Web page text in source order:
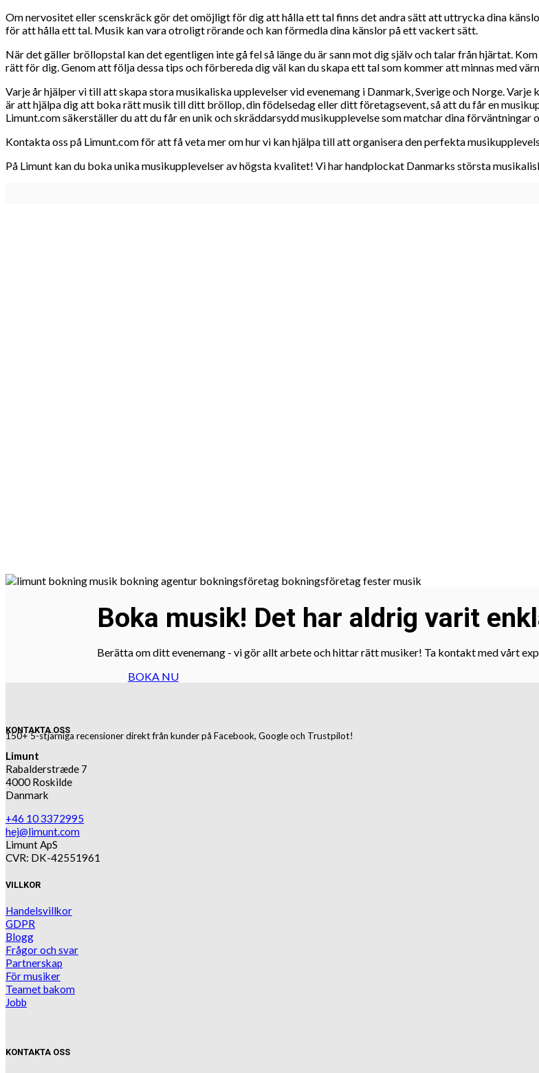
Om nervositet eller scenskräck gör det omöjligt för dig att hålla ett tal finns det andra sätt att uttrycka dina
för att hålla ett tal. Musik kan vara otroligt rörande och kan förmedla dina känslor på ett vackert sätt.
När det gäller bröllopstal kan det egentligen inte gå fel så länge du är sann mot dig själv och talar från hjärtat.
rätt för dig. Genom att följa dessa tips och förbereda dig väl kan du skapa ett tal som kommer att minnas med
Varje år hjälper vi till att skapa stora musikaliska upplevelser vid evenemang i Danmark, Sverige och Norge. Varje
är att hjälpa dig att boka rätt musik till ditt bröllop, din födelsedag eller ditt företagsevent, så att du får en
Limunt.com säkerställer du att du får en unik och skräddarsydd musikupplevelse som matchar dina förväntningar
Kontakta oss på Limunt.com för att få veta mer om hur vi kan hjälpa till att organisera den perfekta
På Limunt kan du boka unika musikupplevelser av högsta kvalitet! Vi har handplockat Danmarks största
Boka musik! Det har aldrig varit
Berätta om ditt evenemang - vi gör allt arbete och hittar rätt musiker! Ta kontakt med vårt
BOKA NU
150+ 5-stjärniga recensioner direkt från kunder på Facebook, Google och Trustpilot!
KONTAKTA OSS
Limunt
Rabalderstræde 7
4000 Roskilde
Danmark
+46 10 3372995
hej@limunt.com
Limunt ApS
CVR: DK-42551961
VILLKOR
Handelsvillkor
GDPR
Blogg
Frågor och svar
Partnerskap
För musiker
Teamet bakom
Jobb
KONTAKTA OSS